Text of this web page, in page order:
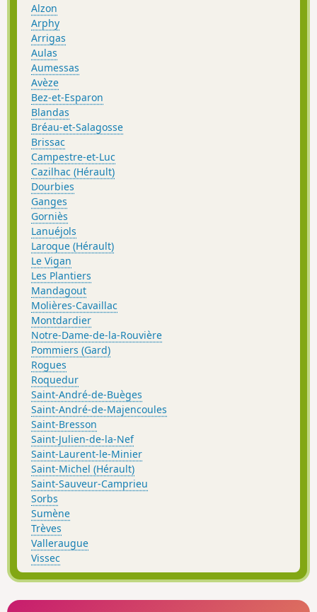
Alzon
Arphy
Arrigas
Aulas
Aumessas
Avèze
Bez-et-Esparon
Blandas
Bréau-et-Salagosse
Brissac
Campestre-et-Luc
Cazilhac (Hérault)
Dourbies
Ganges
Gorniès
Lanuéjols
Laroque (Hérault)
Le Vigan
Les Plantiers
Mandagout
Molières-Cavaillac
Montdardier
Notre-Dame-de-la-Rouvière
Pommiers (Gard)
Rogues
Roquedur
Saint-André-de-Buèges
Saint-André-de-Majencoules
Saint-Bresson
Saint-Julien-de-la-Nef
Saint-Laurent-le-Minier
Saint-Michel (Hérault)
Saint-Sauveur-Camprieu
Sorbs
Sumène
Trèves
Valleraugue
Vissec